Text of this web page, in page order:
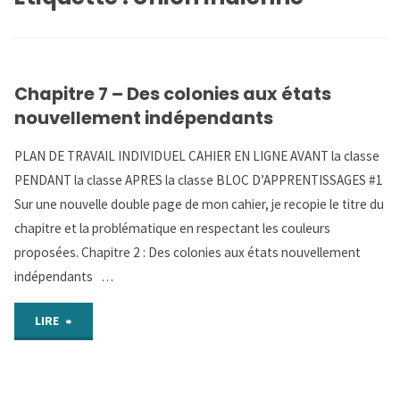
Chapitre 7 – Des colonies aux états
nouvellement indépendants
PLAN DE TRAVAIL INDIVIDUEL CAHIER EN LIGNE AVANT la classe
PENDANT la classe APRES la classe BLOC D’APPRENTISSAGES #1
Sur une nouvelle double page de mon cahier, je recopie le titre du
chapitre et la problématique en respectant les couleurs
proposées. Chapitre 2 : Des colonies aux états nouvellement
indépendants …
LIRE